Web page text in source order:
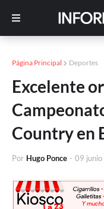
Página Principal Deportes
Excelente
Country en
Por Hugo Ponce - 09 junio